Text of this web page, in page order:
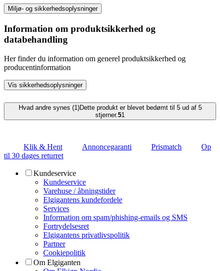
Miljø- og sikkerhedsoplysninger
Information om produktsikkerhed og
databehandling
Her finder du information om generel produktsikkerhed og
producentinformation
Vis sikkerhedsoplysninger
Hvad andre synes (1)Dette produkt er blevet bedømt til 5 ud af 5
stjerner.51
Klik & Hent Annoncegaranti Prismatch
Op
til 30 dages returret
Kundeservice
Kundeservice
Varehuse / åbningstider
Elgigantens kundefordele
Services
Information om spam/phishing-emails og SMS
Fortrydelsesret
Elgigantens privatlivspolitik
Partner
Cookiepolitik
Om Elgiganten